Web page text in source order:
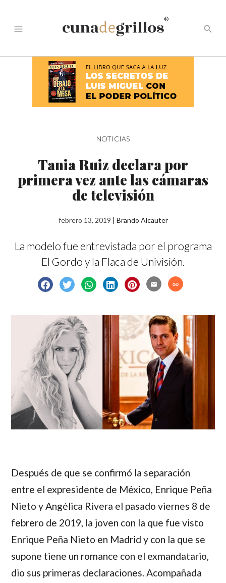
menu
®
search
NOTICIAS
Tania Ruiz declara por
primera vez ante las cámaras
de televisión
febrero 13, 2019 | Brando Alcauter
La modelo fue entrevistada por el programa
El Gordo y la Flaca de Univisión.
email link
Después de que se confirmó la separación
entre el expresidente de México, Enrique Peña
Nieto y Angélica Rivera el pasado viernes 8 de
febrero de 2019, la joven con la que fue visto
Enrique Peña Nieto en Madrid y con la que se
supone tiene un romance con el exmandatario,
dio sus primeras declaraciones. Acompañada